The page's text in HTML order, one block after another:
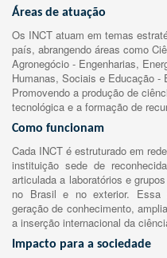
Áreas de atuação
Os INCT atuam em temas
país, abrangendo áreas como
Agronegócio - Engenharias,
Humanas, Sociais e Educação -
Promovendo a produção de
tecnológica e a formação de
Como funcionam
Cada INCT é estruturado em
instituição sede de
articulada a laboratórios e
no Brasil e no exterior. Essa
geração de conhecimento,
a inserção internacional da
Impacto para a sociedade